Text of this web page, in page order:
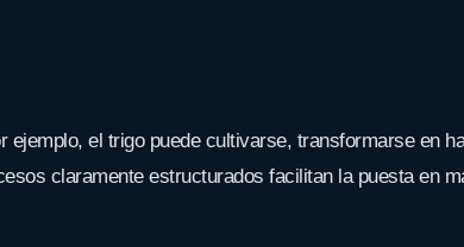
el trigo puede cultivarse, transformarse en
claramente estructurados facilitan la puesta en